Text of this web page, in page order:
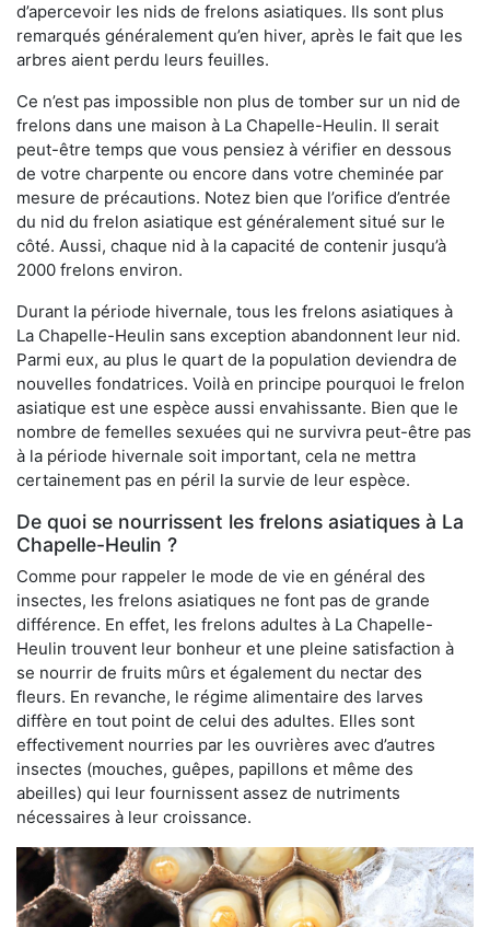
d’apercevoir les nids de frelons asiatiques. Ils sont plus
remarqués généralement qu’en hiver, après le fait que les
arbres aient perdu leurs feuilles.
Ce n’est pas impossible non plus de tomber sur un nid de
frelons dans une maison à La Chapelle-Heulin. Il serait
peut-être temps que vous pensiez à vérifier en dessous
de votre charpente ou encore dans votre cheminée par
mesure de précautions. Notez bien que l’orifice d’entrée
du nid du frelon asiatique est généralement situé sur le
côté. Aussi, chaque nid à la capacité de contenir jusqu’à
2000 frelons environ.
Durant la période hivernale, tous les frelons asiatiques à
La Chapelle-Heulin sans exception abandonnent leur nid.
Parmi eux, au plus le quart de la population deviendra de
nouvelles fondatrices. Voilà en principe pourquoi le frelon
asiatique est une espèce aussi envahissante. Bien que le
nombre de femelles sexuées qui ne survivra peut-être pas
à la période hivernale soit important, cela ne mettra
certainement pas en péril la survie de leur espèce.
De quoi se nourrissent les frelons asiatiques à La
Chapelle-Heulin ?
Comme pour rappeler le mode de vie en général des
insectes, les frelons asiatiques ne font pas de grande
différence. En effet, les frelons adultes à La Chapelle-
Heulin trouvent leur bonheur et une pleine satisfaction à
se nourrir de fruits mûrs et également du nectar des
fleurs. En revanche, le régime alimentaire des larves
diffère en tout point de celui des adultes. Elles sont
effectivement nourries par les ouvrières avec d’autres
insectes (mouches, guêpes, papillons et même des
abeilles) qui leur fournissent assez de nutriments
nécessaires à leur croissance.